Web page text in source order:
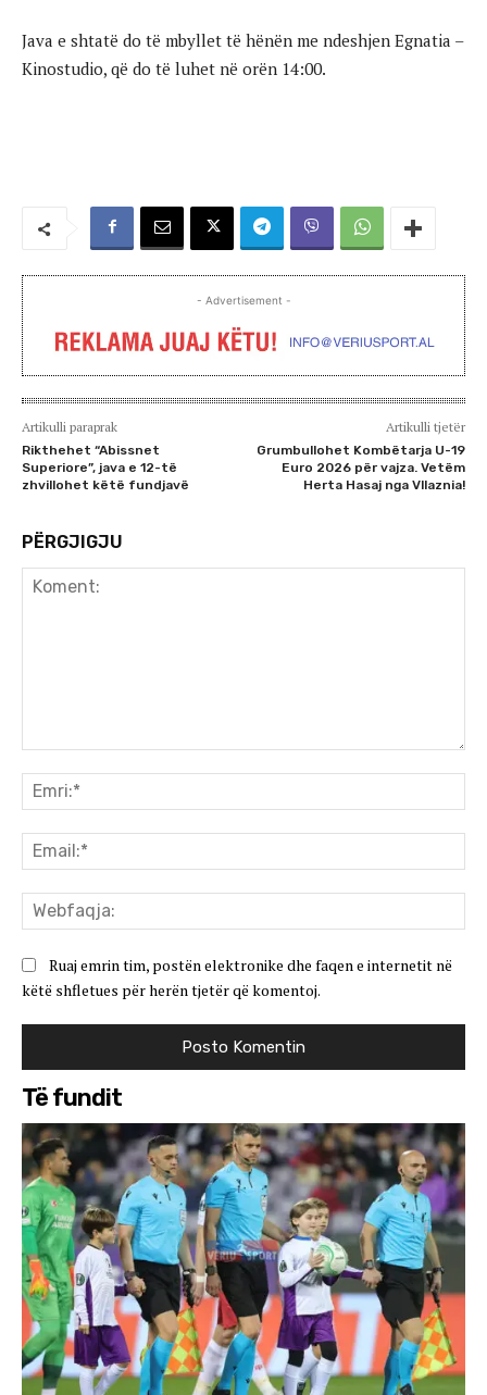
Java e shtatë do të mbyllet të hënën me ndeshjen Egnatia –
Kinostudio, që do të luhet në orën 14:00.
- Advertisement -
Artikulli paraprak
Rikthehet “Abissnet
Superiore”, java e 12-të
zhvillohet këtë fundjavë
Artikulli tjetër
Grumbullohet Kombëtarja U-19
Euro 2026 për vajza. Vetëm
Herta Hasaj nga Vllaznia!
PËRGJIGJU
Ruaj emrin tim, postën elektronike dhe faqen e internetit në
këtë shfletues për herën tjetër që komentoj.
Të fundit